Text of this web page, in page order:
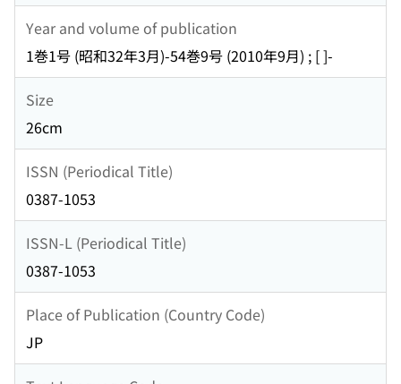
Year and volume of publication
1巻1号 (昭和32年3月)-54巻9号 (2010年9月) ; [ ]-
Size
26cm
ISSN (Periodical Title)
0387-1053
ISSN-L (Periodical Title)
0387-1053
Place of Publication (Country Code)
JP